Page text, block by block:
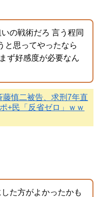
の戦術だろ 言う程同
と思ってやったなら
ず好感度が必要なん
藤慎二被告、求刑7年直
+民「反省ゼロ」ｗｗ
た方がよかったかも